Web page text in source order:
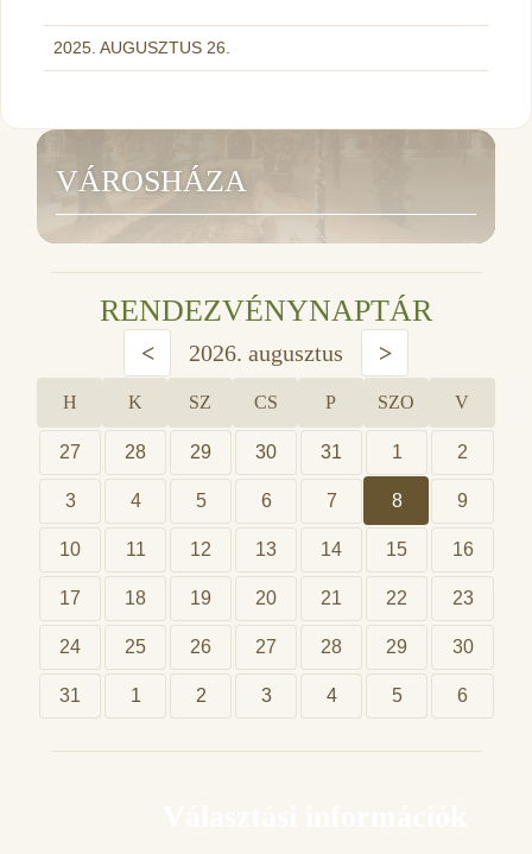
2025. AUGUSZTUS 26.
VÁROSHÁZA
RENDEZVÉNYNAPTÁR
< 2026. augusztus >
H K SZ CS P SZO V
27 28 29 30 31 1 2
3 4 5 6 7 8 9
10 11 12 13 14 15 16
17 18 19 20 21 22 23
24 25 26 27 28 29 30
31 1 2 3 4 5 6